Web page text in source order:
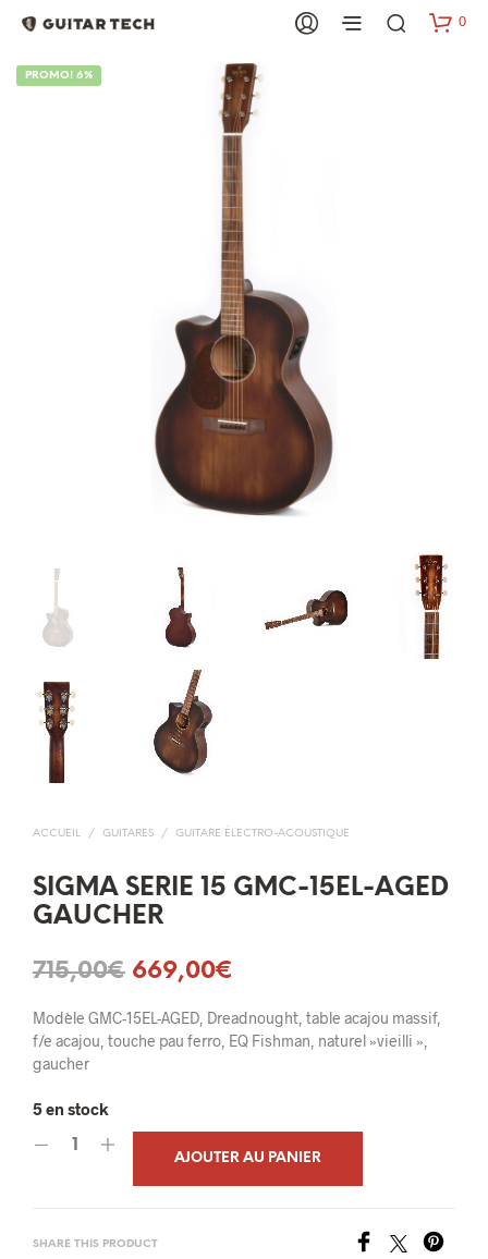
0
PROMO! 6%
ACCUEIL / GUITARES / GUITARE ÉLECTRO-ACOUSTIQUE
SIGMA SERIE 15 GMC-15EL-AGED
GAUCHER
715,00€ Le
prix
initial
669,00€
prix
actuel
Modèle GMC-15EL-AGED, Dreadnought, table acajou massif,
f/e acajou, touche pau ferro, EQ Fishman, naturel »vieilli »,
gaucher
5 en stock
AJOUTER AU PANIER
SHARE THIS PRODUCT